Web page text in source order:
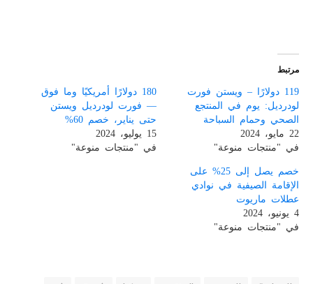
مرتبط
119 دولارًا – ويستن فورت
لودرديل: يوم في المنتجع
الصحي وحمام السباحة
22 مايو، 2024
في "منتجات منوعة"
180 دولارًا أمريكيًا وما فوق
— فورت لودرديل ويستن
حتى يناير، خصم 60%
15 يوليو، 2024
في "منتجات منوعة"
خصم يصل إلى 25% على
الإقامة الصيفية في نوادي
عطلات ماريوت
4 يونيو، 2024
في "منتجات منوعة"